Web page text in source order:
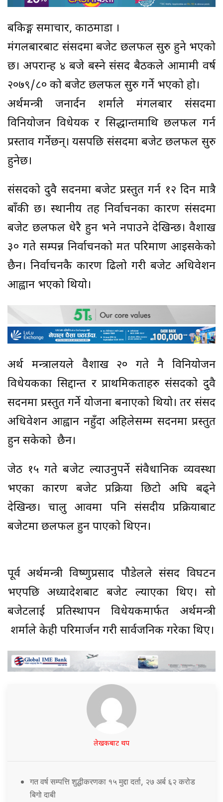
बैंकिङ्ग समाचार, काठमाडौं ।
मंगलबारबाट संसदमा बजेट छलफल सुरु हुने भएको
छ। अपरान्ह ४ बजे बस्ने संसद बैठकले आमामी वर्ष
२०७९/८० को बजेट छलफल सुरु गर्ने भएको हो।
अर्थमन्त्री जनार्दन शर्माले मंगलबार संसदमा
विनियोजन विधेयक र सिद्धान्तमाथि छलफल गर्न
प्रस्ताव गर्नेछन्। यसपछि संसदमा बजेट छलफल सुरु
हुनेछ।
संसदको दुवै सदनमा बजेट प्रस्तुत गर्न १२ दिन मात्रै
बाँकी छ। स्थानीय तह निर्वाचनका कारण संसदमा
बजेट छलफल धेरै हुन भने नपाउने देखिन्छ। वैशाख
३० गते सम्पन्न निर्वाचनको मत परिमाण आइसकेको
छैन। निर्वाचनकै कारण ढिलो गरी बजेट अधिवेशन
आह्वान भएको थियो।
अर्थ मन्त्रालयले वैशाख २० गते नै विनियोजन
विधेयकका सिद्दान्त र प्राथमिकताहरु संसदको दुवै
सदनमा प्रस्तुत गर्ने योजना बनाएको थियो। तर संसद
अधिवेशन आह्वान नहुँदा अहिलेसम्म सदनमा प्रस्तुत
हुन सकेको छैन।
जेठ १५ गते बजेट ल्याउनुपर्ने संवैधानिक व्यवस्था
भएका कारण बजेट प्रक्रिया छिटो अघि बढ्ने
देखिन्छ। चालु आवमा पनि संसदीय प्रक्रियाबाट
बजेटमा छलफल हुन पाएको थिएन।
पूर्व अर्थमन्त्री विष्णुप्रसाद पौडेलले संसद विघटन
भएपछि अध्यादेशबाट बजेट ल्याएका थिए। सो
बजेटलाई प्रतिस्थापन विधेयकमार्फत अर्थमन्त्री
शर्माले केही परिमार्जन गरी सार्वजनिक गरेका थिए।
लेखकबाट थप
गत वर्ष सम्पत्ति शुद्धीकरणका १५ मुद्दा दर्ता, २७ अर्ब ६२ करोड
बिगो दाबी